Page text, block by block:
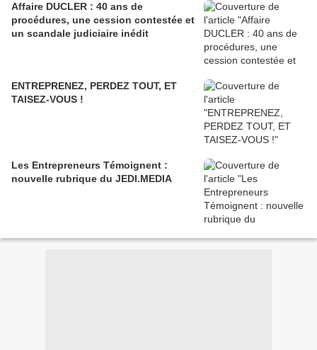
Affaire DUCLER : 40 ans de
procédures, une cession contestée et
un scandale judiciaire inédit
ENTREPRENEZ, PERDEZ TOUT, ET
TAISEZ-VOUS !
Les Entrepreneurs Témoignent :
nouvelle rubrique du JEDI.MEDIA